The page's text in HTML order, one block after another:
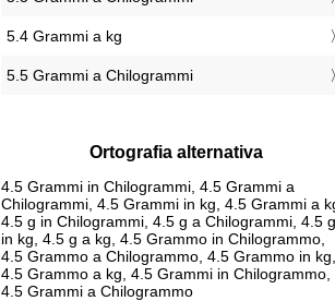
5.4 Grammi a kg
5.5 Grammi a Chilogrammi
Ortografia alternativa
4.5 Grammi in Chilogrammi, 4.5 Grammi a
Chilogrammi, 4.5 Grammi in kg, 4.5 Grammi a
4.5 g in Chilogrammi, 4.5 g a Chilogrammi, 4.5 g
in kg, 4.5 g a kg, 4.5 Grammo in Chilogrammo,
4.5 Grammo a Chilogrammo, 4.5 Grammo in kg,
4.5 Grammo a kg, 4.5 Grammi in Chilogrammo,
4.5 Grammi a Chilogrammo